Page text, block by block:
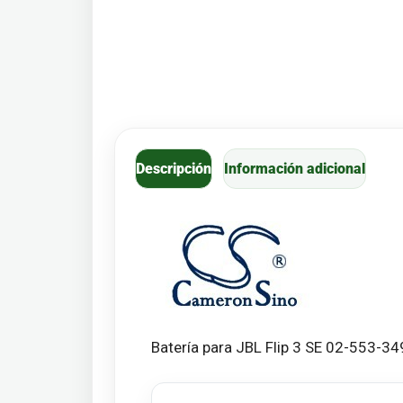
Descripción Información adicional
Batería para JBL Flip 3 SE 02-553-